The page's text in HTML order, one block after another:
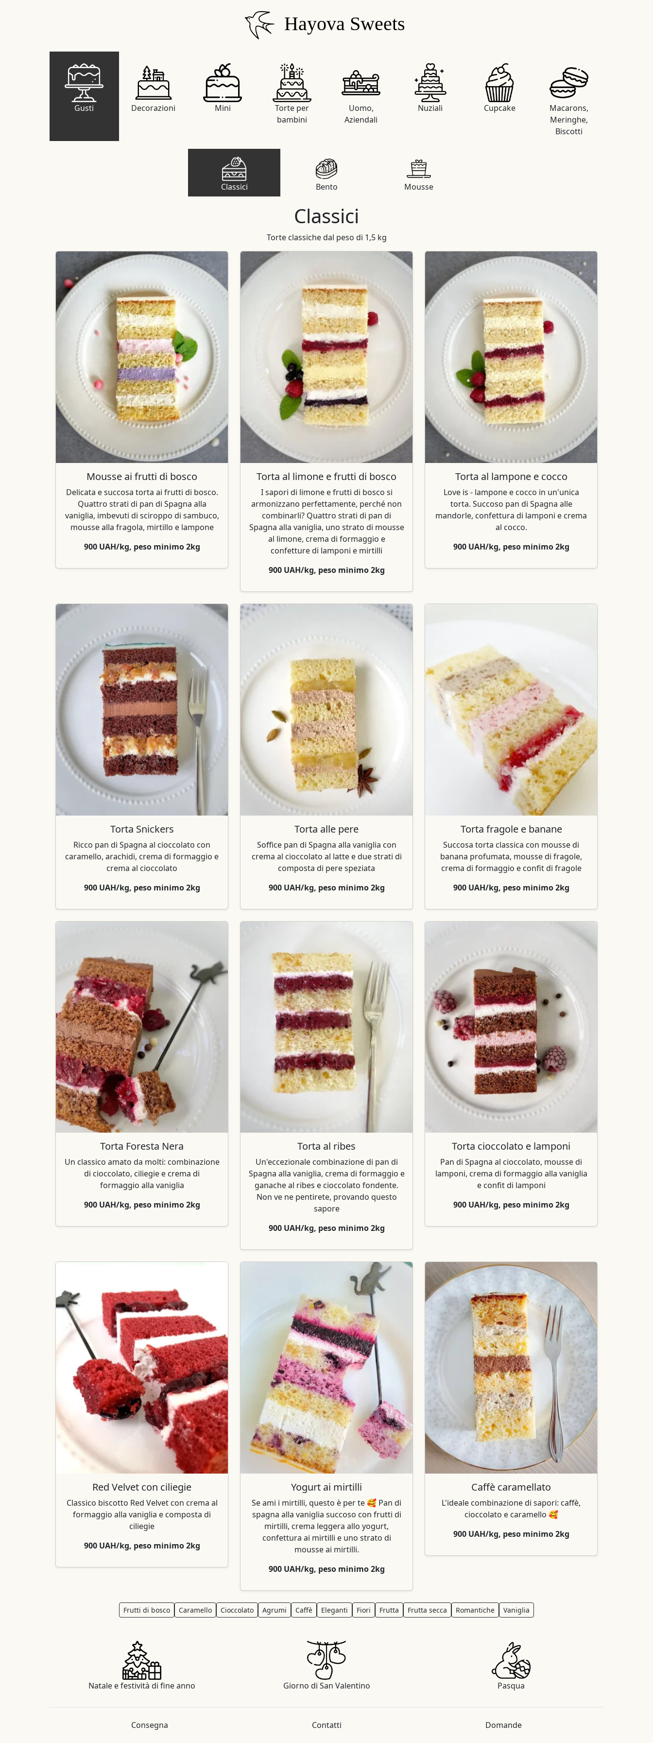
Hayova Sweets
Gusti Decorazioni Mini
Torte per
bambini
Uomo,
Aziendali
Nuziali Cupcake
Macarons,
Meringhe,
Biscotti
Classici Bento Mousse
Classici
Torte classiche dal peso di 1,5 kg
Mousse ai frutti di bosco
Delicata e succosa torta ai frutti di bosco.
Quattro strati di pan di Spagna alla
vaniglia, imbevuti di sciroppo di sambuco,
mousse alla fragola, mirtillo e lampone
900 UAH/kg, peso minimo 2kg
Torta al limone e frutti di bosco
I sapori di limone e frutti di bosco si
armonizzano perfettamente, perché non
combinarli? Quattro strati di pan di
Spagna alla vaniglia, uno strato di mousse
al limone, crema di formaggio e
confetture di lamponi e mirtilli
900 UAH/kg, peso minimo 2kg
Torta al lampone e cocco
Love is - lampone e cocco in un'unica
torta. Succoso pan di Spagna alle
mandorle, confettura di lamponi e crema
al cocco.
900 UAH/kg, peso minimo 2kg
Torta Snickers
Ricco pan di Spagna al cioccolato con
caramello, arachidi, crema di formaggio e
crema al cioccolato
900 UAH/kg, peso minimo 2kg
Torta alle pere
Soffice pan di Spagna alla vaniglia con
crema al cioccolato al latte e due strati di
composta di pere speziata
900 UAH/kg, peso minimo 2kg
Torta fragole e banane
Succosa torta classica con mousse di
banana profumata, mousse di fragole,
crema di formaggio e confit di fragole
900 UAH/kg, peso minimo 2kg
Torta Foresta Nera
Un classico amato da molti: combinazione
di cioccolato, ciliegie e crema di
formaggio alla vaniglia
900 UAH/kg, peso minimo 2kg
Torta al ribes
Un'eccezionale combinazione di pan di
Spagna alla vaniglia, crema di formaggio e
ganache al ribes e cioccolato fondente.
Non ve ne pentirete, provando questo
sapore
900 UAH/kg, peso minimo 2kg
Torta cioccolato e lamponi
Pan di Spagna al cioccolato, mousse di
lamponi, crema di formaggio alla vaniglia
e confit di lamponi
900 UAH/kg, peso minimo 2kg
Red Velvet con ciliegie
Classico biscotto Red Velvet con crema al
formaggio alla vaniglia e composta di
ciliegie
900 UAH/kg, peso minimo 2kg
Yogurt ai mirtilli
Se ami i mirtilli, questo è per te 🥰 Pan di
spagna alla vaniglia succoso con frutti di
mirtilli, crema leggera allo yogurt,
confettura ai mirtilli e uno strato di
mousse ai mirtilli.
900 UAH/kg, peso minimo 2kg
Caffè caramellato
L'ideale combinazione di sapori: caffè,
cioccolato e caramello 🥰
900 UAH/kg, peso minimo 2kg
Frutti di bosco Caramello Cioccolato Agrumi Caffè Eleganti Fiori Frutta Frutta secca Romantiche Vaniglia
Natale e festività di fine anno Giorno di San Valentino Pasqua
Consegna Contatti Domande